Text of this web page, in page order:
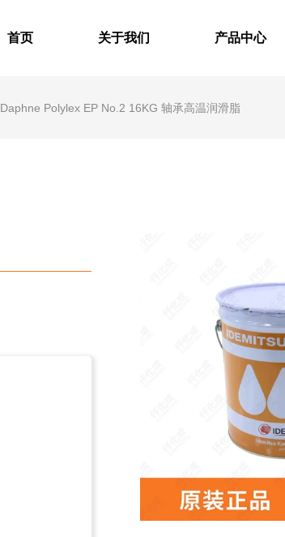
首页 关于我们 产品中心
Daphne Polylex EP No.2 16KG 轴承高温润滑脂